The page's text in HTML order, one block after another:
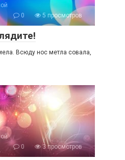
0
5 просмотров
Всюду нос метла совала,
0
3 просмотров